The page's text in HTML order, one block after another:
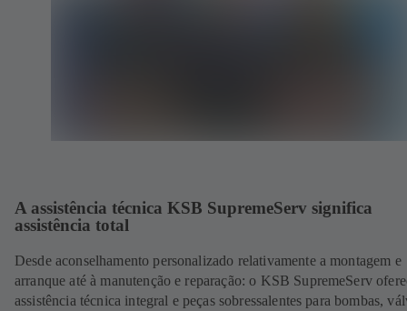
A assistência técnica KSB SupremeServ significa
assistência total
Desde aconselhamento personalizado relativamente a montagem e
arranque até à manutenção e reparação: o KSB SupremeServ
assistência técnica integral e peças sobressalentes para bombas,